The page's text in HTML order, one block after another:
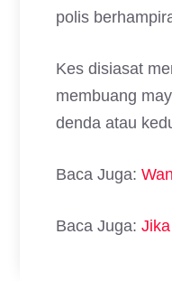
polis
Kes disiasat
membuang
denda atau
Baca Juga:
Baca Juga: